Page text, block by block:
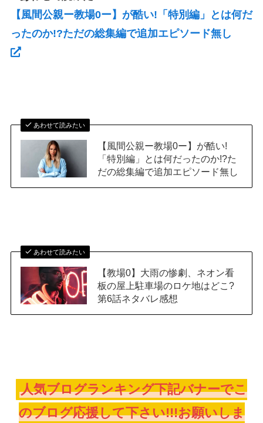
【風間公親ー教場0ー】が酷い!「特別編」とは何だ
ったのか!?ただの総集編で追加エピソード無し
あわせて読みたい
【風間公親ー教場0ー】が酷い!
「特別編」とは何だったのか!?た
だの総集編で追加エピソード無し
あわせて読みたい
【教場0】大雨の惨劇、ネオン看
板の屋上駐車場のロケ地はどこ?
第6話ネタバレ感想
人気ブログランキング下記バナーでこ
のブログ応援して下さい!!!お願いしま